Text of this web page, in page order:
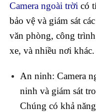
Camera ngoài trời có
bảo vệ và giám sát
văn phòng, công
xe, và nhiều nơi khác.
An ninh: Camera
ninh và giám sát
Chúng có khả